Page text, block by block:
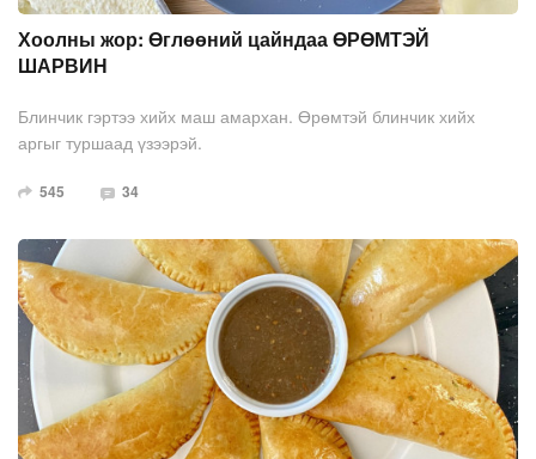
Хоолны жор: Өглөөний цайндаа ӨРӨМТЭЙ
ШАРВИН
Блинчик гэртээ хийх маш амархан. Өрөмтэй блинчик хийх
аргыг туршаад үзээрэй.
545 34